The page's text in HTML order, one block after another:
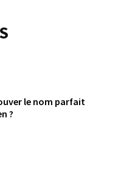
le nom parfait
?